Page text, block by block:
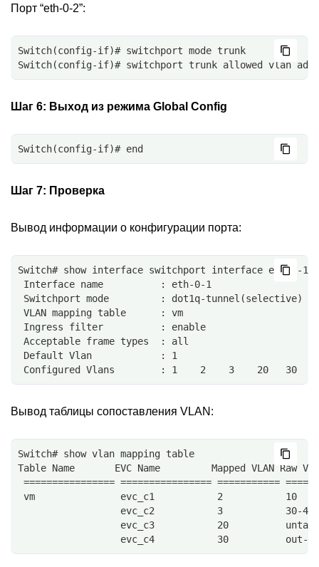
Порт “eth-0-2”:
Switch(config-if)# switchport mode trunk
Switch(config-if)# switchport trunk allowed vlan add
Шаг 6: Выход из режима Global Config
Switch(config-if)# end
Шаг 7: Проверка
Вывод информации о конфигурации порта:
Switch# show interface switchport interface eth-0-1
Interface name          : eth-0-1
Switchport mode         : dot1q-tunnel(selective)
VLAN mapping table      : vm
Ingress filter          : enable
Acceptable frame types  : all
Default Vlan            : 1
Configured Vlans        : 1    2    3    20   30
Вывод таблицы сопоставления VLAN:
Switch# show vlan mapping table
Table Name       EVC Name         Mapped VLAN Raw
================ ================ ===========
vm               evc_c1           2           10
                  evc_c2           3           30-40
evc_c3           20
evc_c4           30          out-